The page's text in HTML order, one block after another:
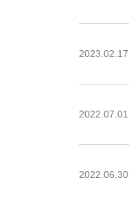
2023.02.17
2022.07.01
2022.06.30